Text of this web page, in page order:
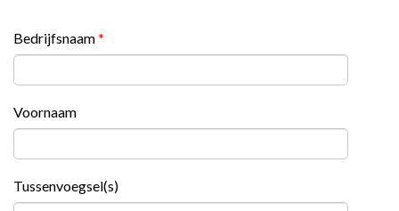
Bedrijfsnaam *
Voornaam
Tussenvoegsel(s)